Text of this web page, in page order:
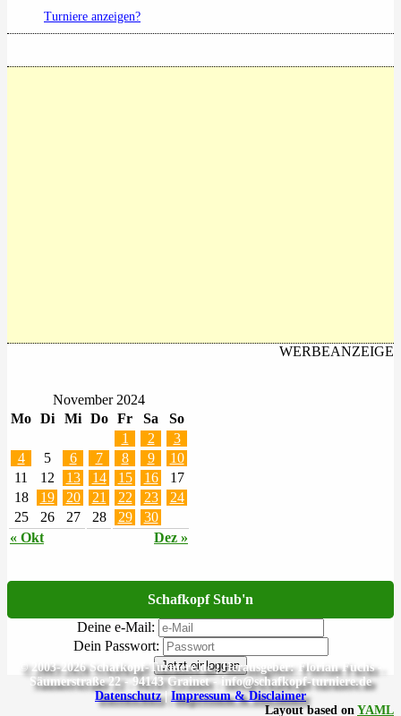
Turniere anzeigen?
WERBEANZEIGE
November 2024
Mo Di Mi Do Fr Sa So
« Okt Dez »
1 2
3
4
5 6 7 8 9
10
11
12 13 14 15 16
17
18
19 20 21 22 23
24
25
26 27 28 29 30
Schafkopf Stub'n
Deine e-Mail:
Dein Passwort:
Jetzt einloggen
© 2003-2026 Schafkopf-Turniere.de | Herausgeber: Florian Fuchs -
Säumerstraße 22 - 94143 Grainet - info@schafkopf-turniere.de
Datenschutz| Impressum & Disclaimer
Layout based on YAML